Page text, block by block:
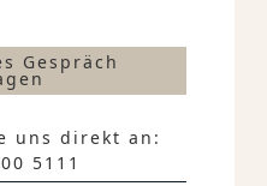
Gespräch
uns direkt an:
5111